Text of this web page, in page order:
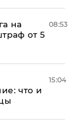
на
от 5
08:53
что и
15:04